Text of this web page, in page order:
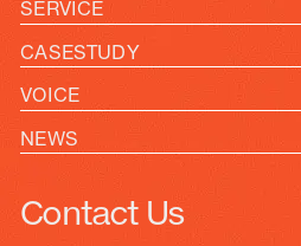
SERVICE
CASESTUDY
VOICE
NEWS
Contact Us